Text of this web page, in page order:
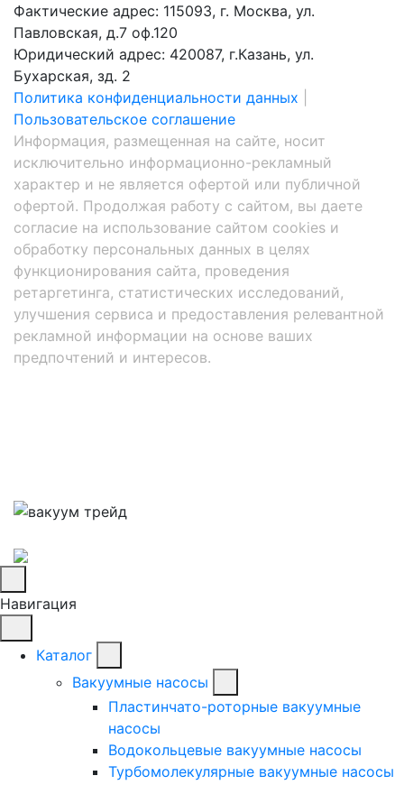
Фактические адрес: 115093, г. Москва, ул.
Павловская, д.7 оф.120
Юридический адрес: 420087, г.Казань, ул.
Бухарская, зд. 2
Политика конфиденциальности данных
Пользовательское соглашение
Информация, размещенная на сайте, носит
исключительно информационно-рекламный
характер и не является офертой или публичной
офертой. Продолжая работу с сайтом, вы даете
согласие на использование сайтом cookies и
обработку персональных данных в целях
функционирования сайта, проведения
ретаргетинга, статистических исследований,
улучшения сервиса и предоставления релевантной
рекламной информации на основе ваших
предпочтений и интересов.
Навигация
Каталог
Вакуумные насосы
Пластинчато-роторные вакуумные
насосы
Водокольцевые вакуумные насосы
Турбомолекулярные вакуумные насосы